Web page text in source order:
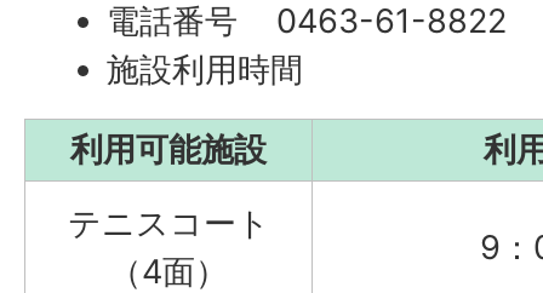
電話番号 0463-61-8822
施設利用時間
利用可能施設
利
テニスコート
（4面）
9：